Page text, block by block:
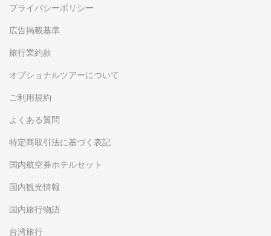
プライバシーポリシー
広告掲載基準
旅行業約款
オプショナルツアーについて
ご利用規約
よくある質問
特定商取引法に基づく表記
国内航空券ホテルセット
国内観光情報
国内旅行物語
台湾旅行